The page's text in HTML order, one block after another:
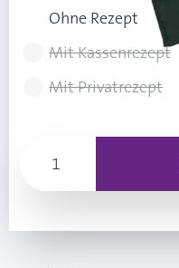
Ohne Rezept
Mit Kassenrezept
Mit Privatrezept